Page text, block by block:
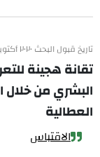
تاريخ قبول البحث ٢٠٢٠ أكتوبر ٠٨
تقانة هجينة
البشري من خلال
العطالية
الاقتباس